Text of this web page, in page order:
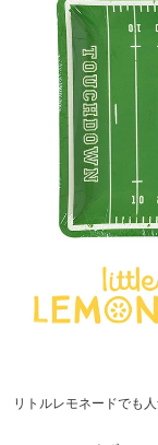
リトルレモネードでも